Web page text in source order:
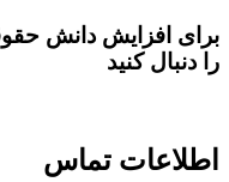
برای افزایش دانش
را دنبال کنید
اطلاعات تماس